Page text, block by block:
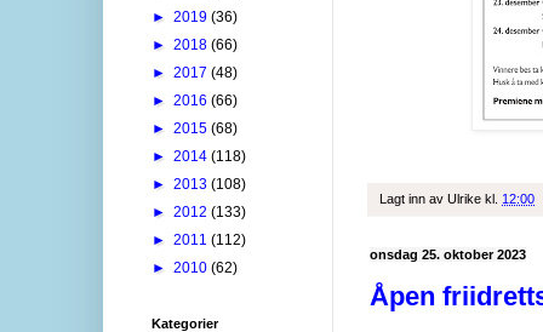
Lagt inn av Ulrike kl. 12:00
onsdag 25. oktober 2023
Åpen
► 2019 (36)
► 2018 (66)
► 2017 (48)
► 2016 (66)
► 2015 (68)
► 2014 (118)
► 2013 (108)
► 2012 (133)
► 2011 (112)
► 2010 (62)
Kategorier